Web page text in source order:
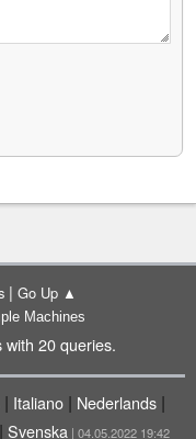
| Go Up ▲
Machines
20 queries.
| Italiano | Nederlands |
Svenska| 04.05.2022 19:42